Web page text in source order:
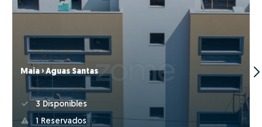
Maia › Águas Santas
3 Disponibles
1 Reservados